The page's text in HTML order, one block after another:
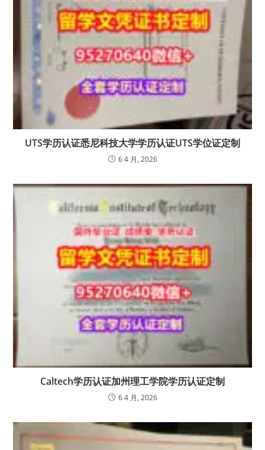
UTS学历认证悉尼科技大学学历认证UTS学位证定制
6 4 月, 2026
Caltech学历认证加州理工学院学历认证定制
6 4 月, 2026